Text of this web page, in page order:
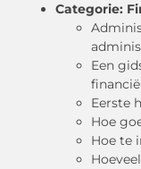
Categorie:
Een
Eerste
Hoe
Hoe te